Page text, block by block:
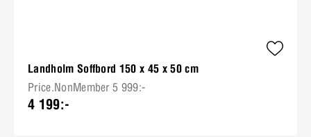
Landholm Soffbord 150 x 45 x 50 cm
Price.NonMember 5 999:-
4 199:-